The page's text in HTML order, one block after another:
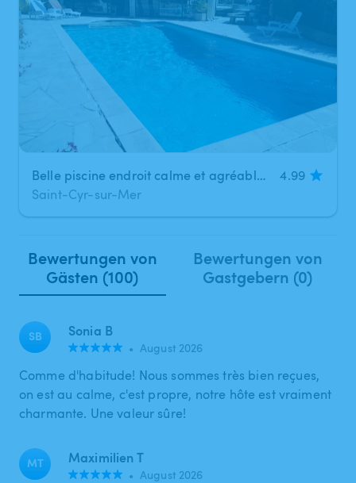
Belle piscine endroit calme et agréable à Saint-Cyr-sur-Mer
4.99
Saint-Cyr-sur-Mer
Bewertungen von
Gästen (100)
Bewertungen von
Gastgebern (0)
SB Sonia B
• August 2026
Comme d'habitude! Nous sommes très bien reçues,
on est au calme, c'est propre, notre hôte est vraiment
charmante. Une valeur sûre!
MT Maximilien T
• August 2026